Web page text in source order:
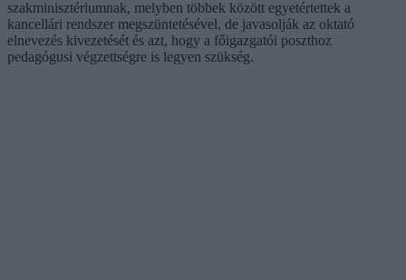
szakminisztériumnak, melyben többek között egyetértettek a
kancellári rendszer megszüntetésével, de javasolják az oktató
elnevezés kivezetését és azt, hogy a főigazgatói poszthoz
pedagógusi végzettségre is legyen szükség.